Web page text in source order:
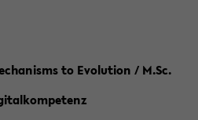
to Evolution / M.Sc.